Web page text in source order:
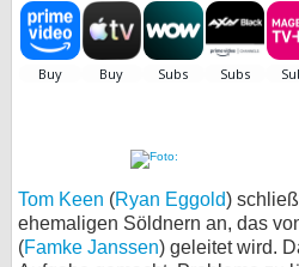
Tom Keen (Ryan Eggold)
ehemaligen Söldnern an, das
(Famke Janssen) geleitet wird.